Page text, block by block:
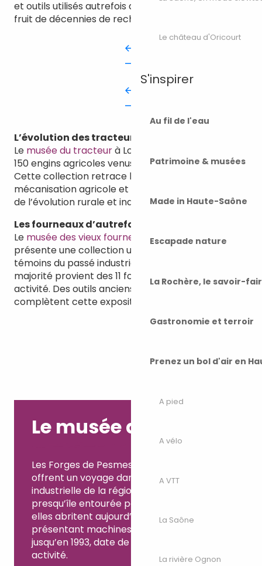
Le château d'Oricourt
S'inspirer
Au fil de l'eau
Patrimoine & musées
Made in Haute-Saône
Escapade nature
La Rochère, le savoir-
Gastronomie et terroir
Prenez un bol d'air en
A pied
A vélo
A VTT
La Saône
La rivière Ognon
et outils utilisés autrefois dans nos campagnes,
fruit de décennies de recherches passionnées.
L’évolution des tracteurs à Loulans-Verchamp
Le musée du tracteurà Loulans-Verchamp expose
150 engins agricoles venus de toute la France.
Cette collection retrace l’histoire de la
mécanisation agricole et offre un aperçu fascinant
de l’évolution rurale et industrielle.
Les fourneaux d’autrefois à Pennesières
Le musée des vieux fourneaux et des outils anciens
présente une collection unique de 235 fourneaux,
témoins du passé industriel de la Haute-Saône. La
majorité provient des 11 fonderies locales jadis en
activité. Des outils anciens et pièces insolites
complètent cette exposition originale.
Le musée des Forges
Les Forges de Pesmes, construites en 1660,
offrent un voyage dans l’histoire
industrielle de la région. Situées sur une
presqu’île entourée par la rivière Ongon,
elles abritent aujourd’hui un musée
présentant machines et outils utilisés
jusqu’en 1993, date de cessation de leur
activité.